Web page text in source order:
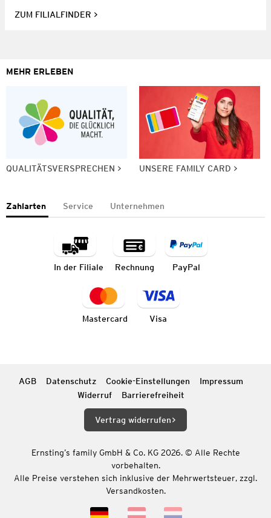
ZUM FILIALFINDER
MEHR ERLEBEN
QUALITÄTSVERSPRECHEN UNSERE FAMILY CARD
Zahlarten Service Unternehmen
In der Filiale Rechnung PayPal
Mastercard Visa
AGB Datenschutz Cookie-Einstellungen
Impressum
Widerruf
Barrierefreiheit
Vertrag widerrufen
Ernsting’s family GmbH & Co. KG 2026. © Alle Rechte
vorbehalten.
Alle Preise verstehen sich inklusive der Mehrwertsteuer, zzgl.
Versandkosten.